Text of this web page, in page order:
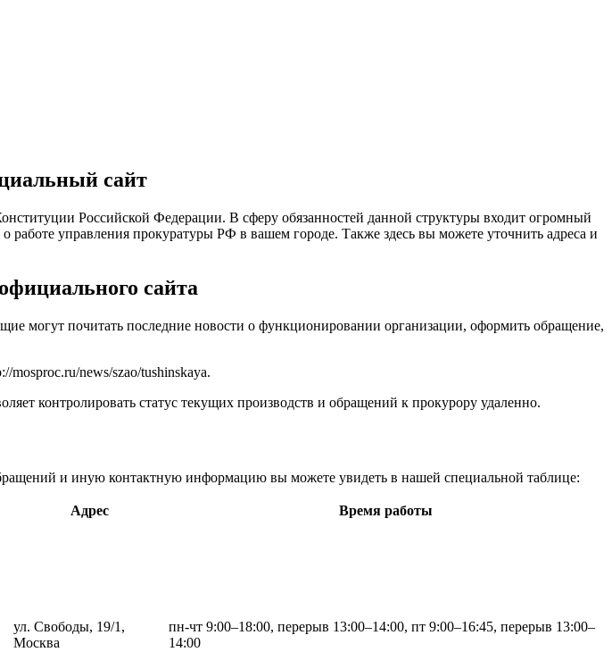
сайт
Российской Федерации. В сферу обязанностей данной структуры входит огромный
работе управления прокуратуры РФ в вашем городе. Также здесь вы можете уточнить адреса и
сайта
могут почитать последние новости о функционировании организации, оформить обращение,
mosproc.ru/news/szao/tushinskaya.
контролировать статус текущих производств и обращений к прокурору удаленно.
и иную контактную информацию вы можете увидеть в нашей специальной таблице:
Адрес Время работы
ул. Свободы, 19/1,
Москва
пн-чт 9:00–18:00, перерыв 13:00–14:00, пт 9:00–16:45, перерыв 13:00–
14:00